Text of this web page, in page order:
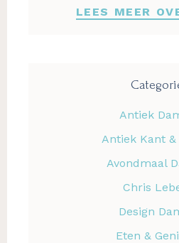
LEES MEER
Antiek
Antiek Kant
Avondmaal
Chris
Design
Eten &